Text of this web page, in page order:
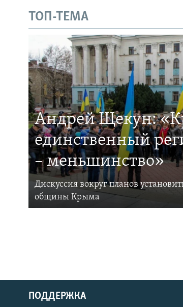
ТОП-ТЕМА
Андрей Щекун:
единственный
– меньшинство»
Дискуссия вокруг планов
общины Крыма
ПОДДЕРЖКА